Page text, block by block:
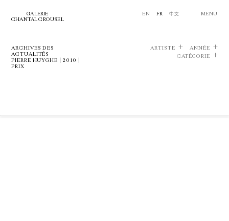
GALERIE
CHANTAL CROUSEL
EN FR 中文 MENU
ARCHIVES DES
ACTUALITÉS
PIERRE HUYGHE | 2010 |
PRIX
ARTISTE
ANNÉE
CATÉGORIE